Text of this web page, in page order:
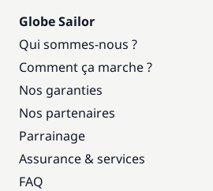
Globe Sailor
Qui sommes-nous ?
Comment ça marche ?
Nos garanties
Nos partenaires
Parrainage
Assurance & services
FAQ